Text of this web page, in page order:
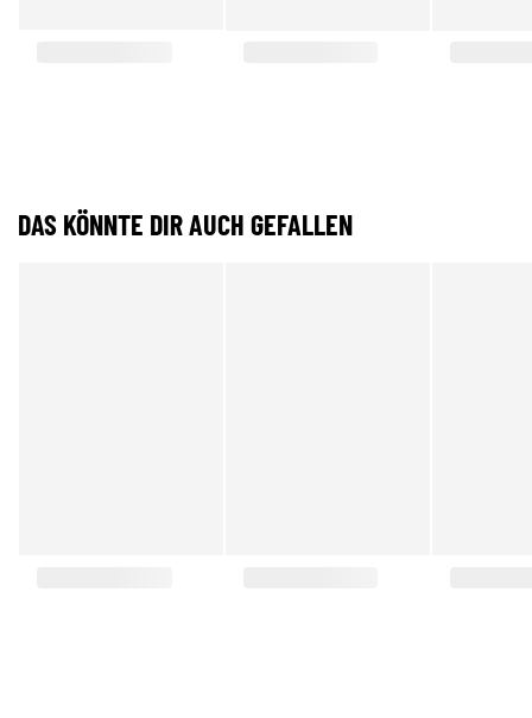
DAS KÖNNTE DIR AUCH GEFALLEN